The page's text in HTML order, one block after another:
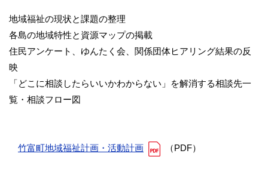
地域福祉の現状と課題の整理
各島の地域特性と資源マップの掲載
住民アンケート、ゆんたく会、関係団体ヒアリング結果の反
映
「どこに相談したらいいかわからない」を解消する相談先一
覧・相談フロー図
竹富町地域福祉計画・活動計画 （PDF）